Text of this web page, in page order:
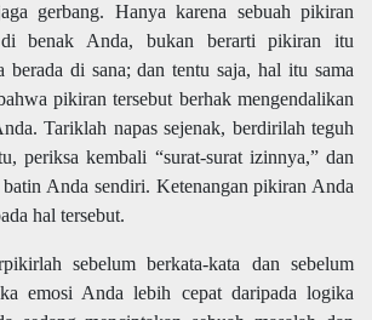
gerbang. Hanya karena sebuah pikiran
di benak Anda, bukan berarti pikiran itu
berada di sana; dan tentu saja, hal itu sama
pikiran tersebut berhak mengendalikan
Tariklah napas sejenak, berdirilah teguh
periksa kembali “surat-surat izinnya,” dan
Anda sendiri. Ketenangan pikiran Anda
hal tersebut.
sebelum berkata-kata dan sebelum
emosi Anda lebih cepat daripada logika